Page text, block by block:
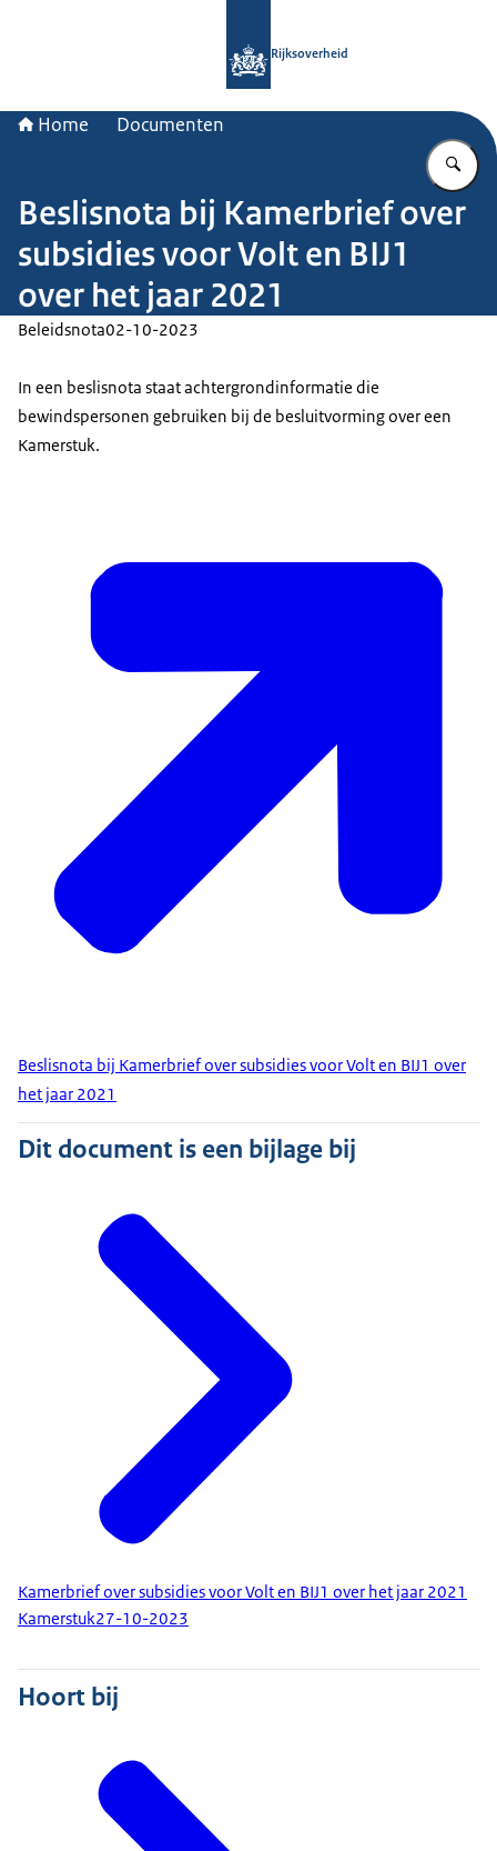
Rijksoverheid
Home Documenten
Beslisnota bij Kamerbrief over
subsidies voor Volt en BIJ1
over het jaar 2021
Beleidsnota02-10-2023
In een beslisnota staat achtergrondinformatie die
bewindspersonen gebruiken bij de besluitvorming over een
Kamerstuk.
Beslisnota bij Kamerbrief over subsidies voor Volt en BIJ1 over
het jaar 2021
Dit document is een bijlage bij
Kamerbrief over subsidies voor Volt en BIJ1 over het jaar 2021
Kamerstuk27-10-2023
Hoort bij